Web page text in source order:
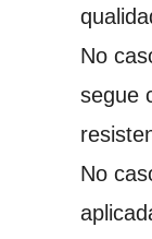
No
segue
No